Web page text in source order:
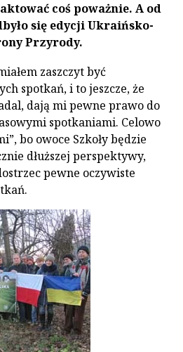
coś poważnie. A od
się edycji Ukraińsko-
Przyrody.
zaszczyt być
spotkań, i to jeszcze, że
dają mi pewne prawo do
spotkaniami. Celowo
bo owoce Szkoły będzie
dłuższej perspektywy,
pewne oczywiste